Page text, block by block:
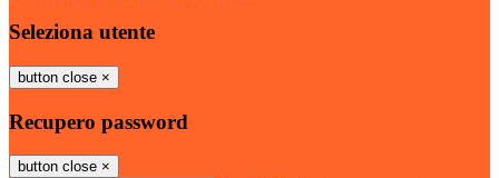
Seleziona utente
button close ×
Recupero password
button close ×